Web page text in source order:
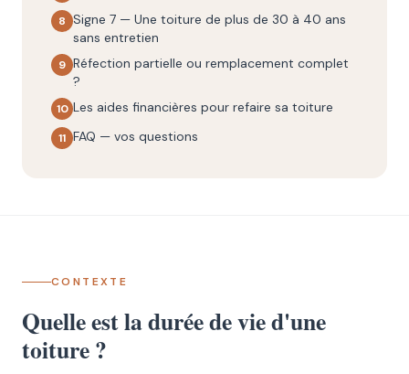
8 Signe 7 — Une toiture de plus de 30 à 40 ans
sans entretien
9 Réfection partielle ou remplacement complet
?
10 Les aides financières pour refaire sa toiture
11 FAQ — vos questions
CONTEXTE
Quelle est la durée de vie d'une
toiture ?